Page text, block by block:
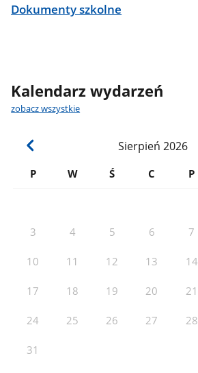
Dokumenty szkolne
Kalendarz wydarzeń
zobacz wszystkie
Sierpień 2026
P W Ś C P
3 4 5 6 7
10 11 12 13 14
17 18 19 20 21
24 25 26 27 28
31